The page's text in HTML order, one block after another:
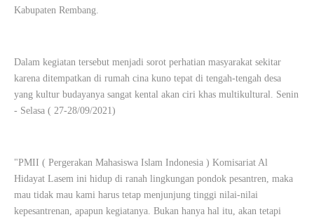
Kabupaten Rembang.
Dalam kegiatan tersebut menjadi sorot perhatian masyarakat sekitar
karena ditempatkan di rumah cina kuno tepat di tengah-tengah desa
yang kultur budayanya sangat kental akan ciri khas multikultural. Senin
- Selasa ( 27-28/09/2021)
"PMII ( Pergerakan Mahasiswa Islam Indonesia ) Komisariat Al
Hidayat Lasem ini hidup di ranah lingkungan pondok pesantren, maka
mau tidak mau kami harus tetap menjunjung tinggi nilai-nilai
kepesantrenan, apapun kegiatanya. Bukan hanya hal itu, akan tetapi